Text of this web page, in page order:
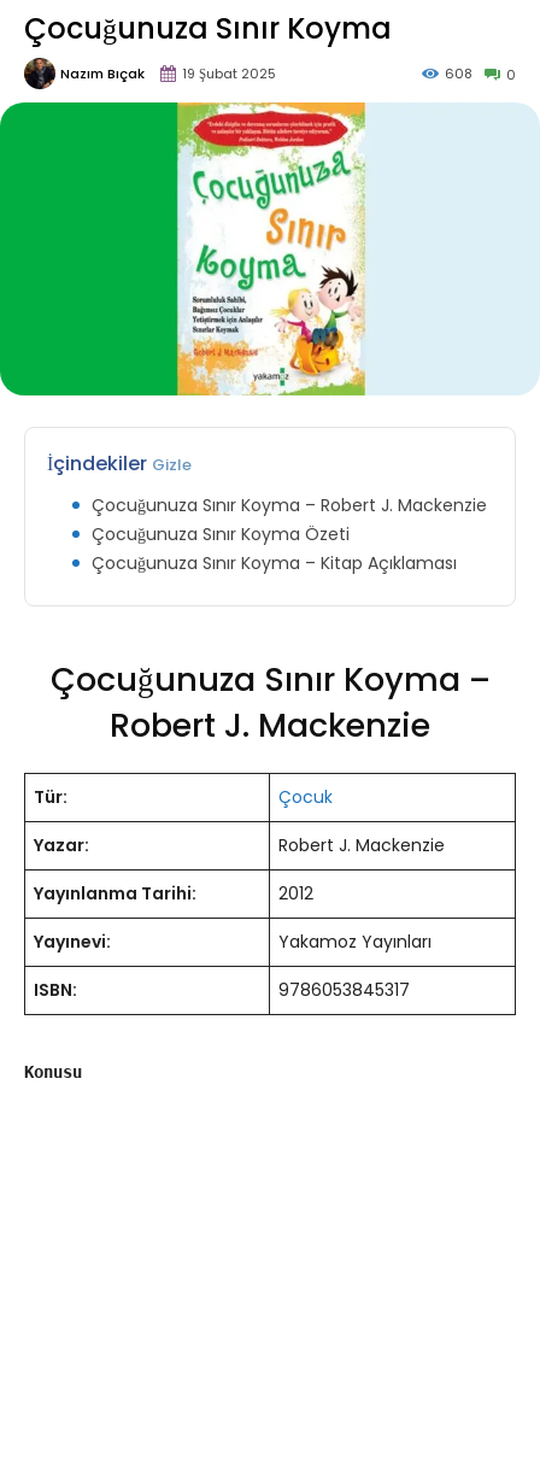
Çocuğunuza Sınır Koyma
Nazım Bıçak 19 Şubat 2025 0
608
İçindekiler Gizle
Çocuğunuza Sınır Koyma – Robert J. Mackenzie
Çocuğunuza Sınır Koyma Özeti
Çocuğunuza Sınır Koyma – Kitap Açıklaması
Çocuğunuza Sınır Koyma –
Robert J. Mackenzie
Tür:
Çocuk
Yazar:
Robert J. Mackenzie
Yayınlanma Tarihi:
2012
Yayınevi:
Yakamoz Yayınları
ISBN:
9786053845317
Konusu